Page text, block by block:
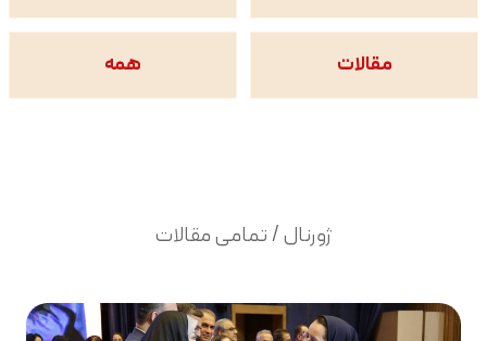
مقالات همه
ژورنال / تمامی مقالات